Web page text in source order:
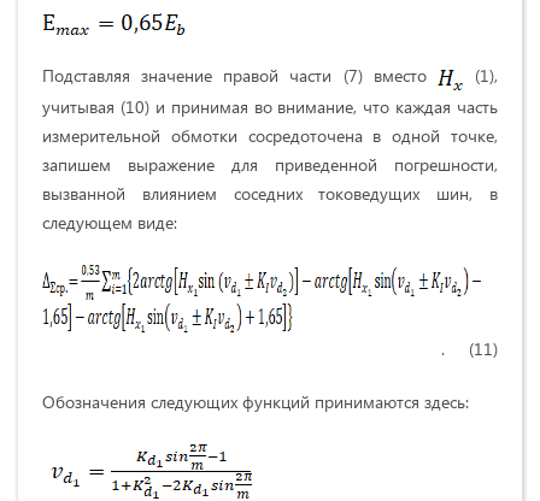
Подставляя значение правой части (7) вместо
(1),
учитывая (10) и принимая во внимание, что каждая часть
измерительной обмотки сосредоточена в одной точке,
запишем выражение для приведенной погрешности,
вызванной влиянием соседних токоведущих шин, в
следующем виде:
. (11)
Обозначения следующих функций принимаются здесь: